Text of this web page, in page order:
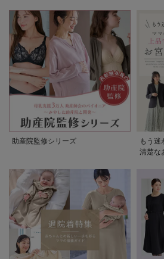
助産院監修シリーズ
もう迷
清楚な